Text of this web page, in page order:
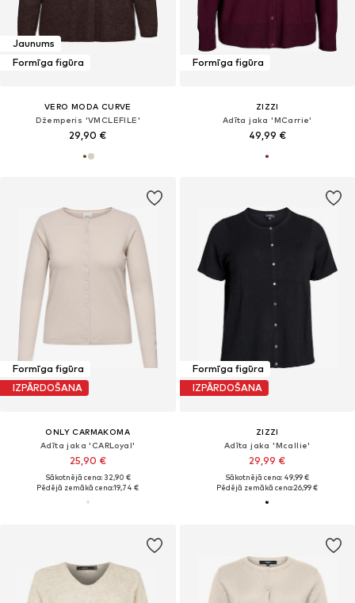
Jaunums
Formīga figūra
VERO MODA CURVE
Džemperis 'VMCLEFILE'
29,90 €
Formīga figūra
ZIZZI
Adīta jaka 'MCarrie'
49,99 €
Formīga figūra
IZPĀRDOŠANA
ONLY CARMAKOMA
Adīta jaka 'CARLoyal'
25,90 €
Sākotnējā cena: 32,90 €
Pēdējā zemākā cena:19,74 €
Formīga figūra
IZPĀRDOŠANA
ZIZZI
Adīta jaka 'Mcallie'
29,99 €
Sākotnējā cena: 49,99 €
Pēdējā zemākā cena:26,99 €